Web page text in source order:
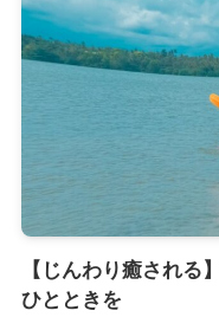
【じんわり癒される
ひとときを